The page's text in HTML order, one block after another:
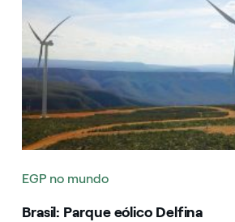
EGP no mundo
Brasil: Parque eólico Delfina